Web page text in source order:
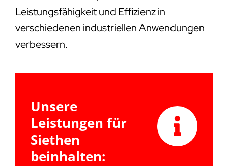
Leistungsfähigkeit und Effizienz in
verschiedenen industriellen Anwendungen
verbessern.
Unsere
Leistungen für
Siethen
beinhalten: